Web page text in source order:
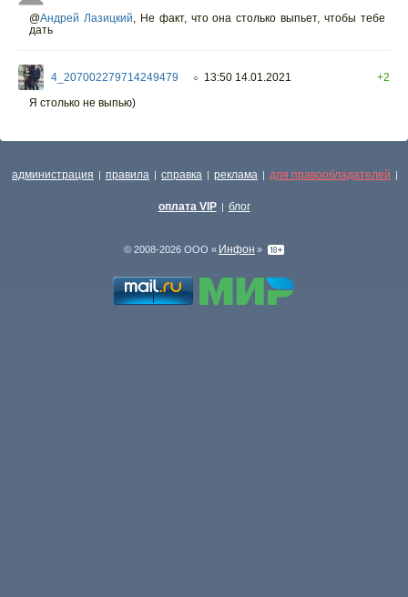
@Андрей Лазицкий
Не факт, что она столько выпьет, чтобы тебе
дать
4_207002279714249479 ○ 13:50 14.01.2021
+2
Я столько не выпью)
администрация | правила | справка | реклама | для правообладателей |
оплата VIP | блог
© 2008-2026 ООО « Инфон »